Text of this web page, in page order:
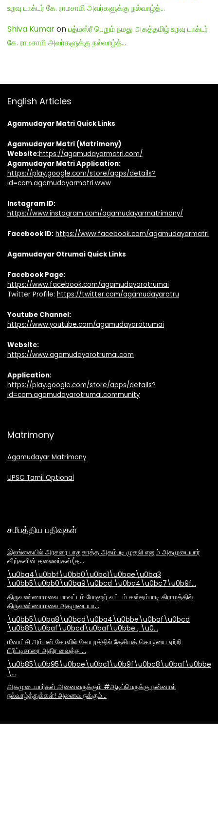
உறவு டாக்டர் கே. ராமசாமி அவர்களுக்கு நல்வாழ்த்…
Shiva Kumaronபத்மஸ்ரீ பெறும் நமது அகத்தமிழ் உறவு டாக்டர்
கே. ராமசாமி அவர்களுக்கு நல்வாழ்த்…
English Articles
Agamudayar Matri Quick Links
Agamudayar Matri (Matrimony)
Website:https://agamudayarmatri.com/
Agamudayar Matri Application:
https://play.google.com/store/apps/details?
id=com.agamudayarmatri.www
Instagram ID:
https://www.instagram.com/agamudayarmatrimony/
Facebook ID: https://www.facebook.com/agamudayarmatri
Agamudayar Otrumai Quick Links
Facebook Page:
https://www.facebook.com/agamudayarotrumai
Twitter Profile: https://twitter.com/agamudayarotru
Youtube Channel:
https://www.youtube.com/agamudayarotrumai
Website:
https://www.agamudayarotrumai.com
Application:
https://play.google.com/store/apps/details?
id=com.agamudayarotrumai.community
Matrimony
Agamudayar Matrimony
UPSC Tamil Optional
சமீபத்திய பதிவுகள்
இலங்கையில் அரசரை பாதுகாத்த அகம்படி முதலி எனும் அகமுடையார்
வீரர்களின் தலைவர்கள்(த…
\u0ba4\u0bbf\u0bb0\u0bc1\u0bae\u0ba3
\u0bb5\u0bb0\u0ba9\u0bcd \u0ba4\u0bc7\u0b9f…
திருவண்ணாமலை மாவட்டம் போளூர் வட்டம் கஸ்தம்பாடி கிராமத்தில்
திருவண்ணாமலை அகமுடையா…
\u0bb5\u0ba8\u0bcd\u0ba4\u0bbe\u0baf\u0bcd
\u0b85\u0baf\u0bcd\u0baf\u0bbe , \u0…
மீனாட்சி அம்மன் கோவில் கோபுரத்தில் தேசியக் கொடியை ஏற்றி
பிரிட்டிசாரை அதிர வைத்த …
\…
அகமுடையார்கள் அனைவருக்கும் #ஆடிப்பெருக்கு நன்னாள்
நல்வாழ்த்துக்கள்! அனைவருக்கும்…